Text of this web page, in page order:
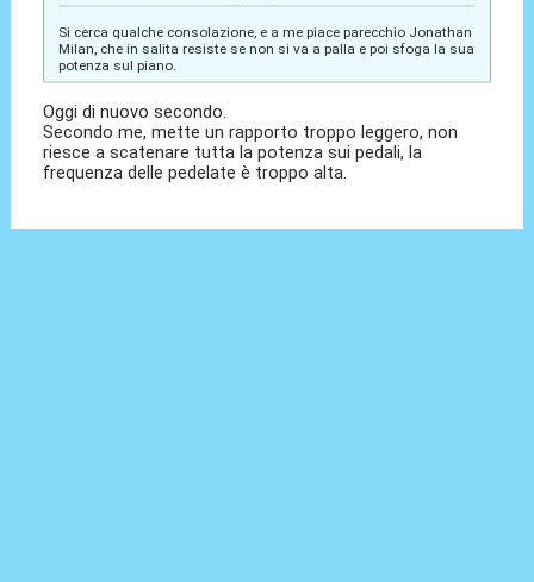
Si cerca qualche consolazione, e a me piace parecchio Jonathan
Milan, che in salita resiste se non si va a palla e poi sfoga la sua
potenza sul piano.
Oggi di nuovo secondo.
Secondo me, mette un rapporto troppo leggero, non
riesce a scatenare tutta la potenza sui pedali, la
frequenza delle pedelate è troppo alta.